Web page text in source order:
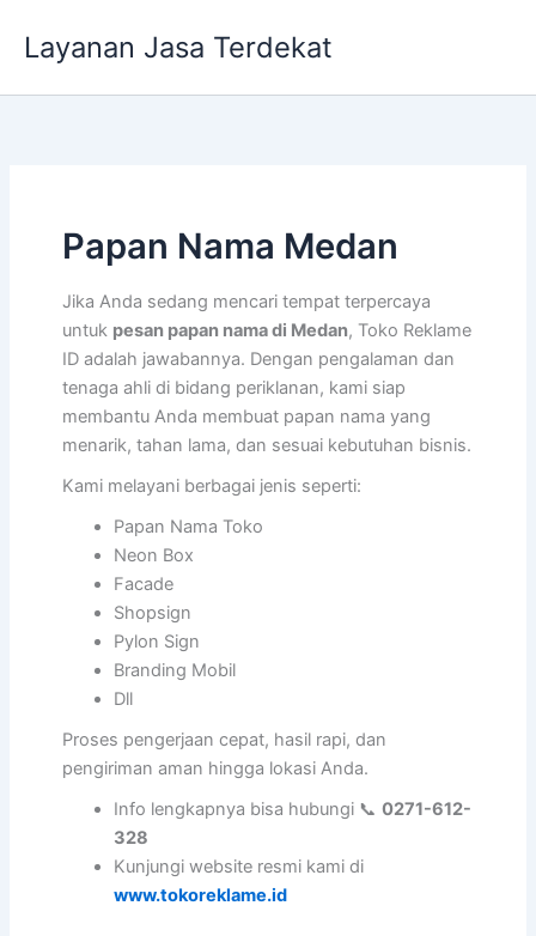
Layanan Jasa Terdekat
Papan Nama Medan
Jika Anda sedang mencari tempat terpercaya
untuk pesan papan nama di Medan, Toko Reklame
ID adalah jawabannya. Dengan pengalaman dan
tenaga ahli di bidang periklanan, kami siap
membantu Anda membuat papan nama yang
menarik, tahan lama, dan sesuai kebutuhan bisnis.
Kami melayani berbagai jenis seperti:
Papan Nama Toko
Neon Box
Facade
Shopsign
Pylon Sign
Branding Mobil
Dll
Proses pengerjaan cepat, hasil rapi, dan
pengiriman aman hingga lokasi Anda.
Info lengkapnya bisa hubungi 📞0271-612-
328
Kunjungi website resmi kami di
www.tokoreklame.id